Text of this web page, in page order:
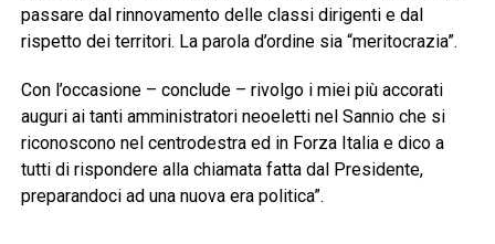
passare dal rinnovamento delle classi dirigenti e dal
rispetto dei territori. La parola d’ordine sia “meritocrazia”.
Con l’occasione – conclude – rivolgo i miei più accorati
auguri ai tanti amministratori neoeletti nel Sannio che si
riconoscono nel centrodestra ed in Forza Italia e dico a
tutti di rispondere alla chiamata fatta dal Presidente,
preparandoci ad una nuova era politica”.